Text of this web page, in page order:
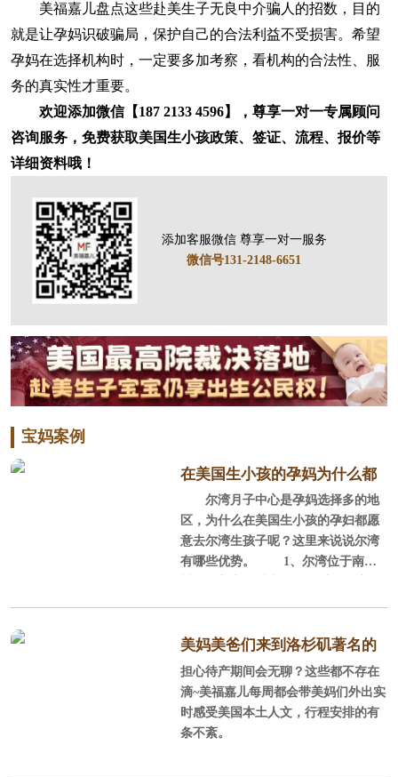
美福嘉儿盘点这些赴美生子无良中介骗人的招数，目的
就是让孕妈识破骗局，保护自己的合法利益不受损害。希望
孕妈在选择机构时，一定要多加考察，​看机构的合法性、服
务的真实性才重要。
欢迎添加微信【187 2133 4596】，尊享一对一专属顾问
咨询服务，免费获取美国生小孩政策、签证、流程、报价等
详细资料哦！
添加客服微信 尊享一对一服务
微信号131-2148-6651
宝妈案例
在美国生小孩的孕妈为什么都
选尔湾？
尔湾月子中心是孕妈选择多的地
区，为什么在美国生小孩的孕妇都愿
意去尔湾生孩子呢？这里来说说尔湾
有哪些优势。 1、尔湾位于南加
靠广大的圣塔安娜山脉，这里阳光充
沛，气候温和，风景秀丽，环境优
美，平均每年286天的晴天，平均每年
降雨量300mm，年平均气温为17.
2℃，很适合孕产妈妈休养生息。
美妈美爸们来到洛杉矶著名的
staples球场感受NBA球赛
担心待产期间会无聊？这些都不存在
滴~美福嘉儿每周都会带美妈们外出实
时感受美国本土人文，行程安排的有
条不紊。